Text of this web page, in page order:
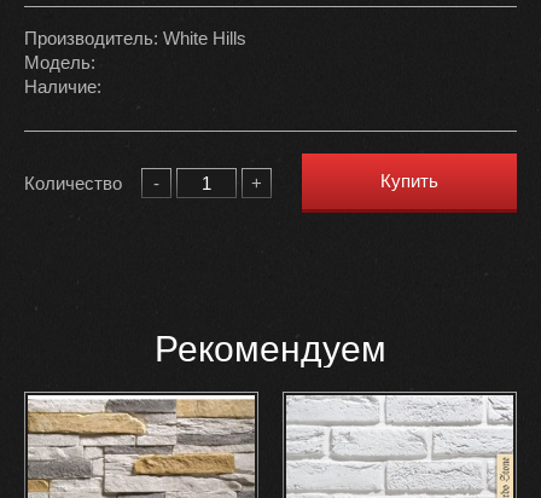
Производитель: White Hills
Модель:
Наличие:
Количество - + Купить
Рекомендуем